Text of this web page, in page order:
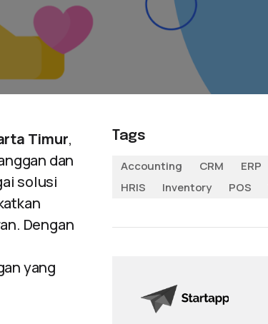
Timur,
dan
solusi
Dengan
yang
Tags
Accounting
CRM ERP
HRIS
Inventory POS